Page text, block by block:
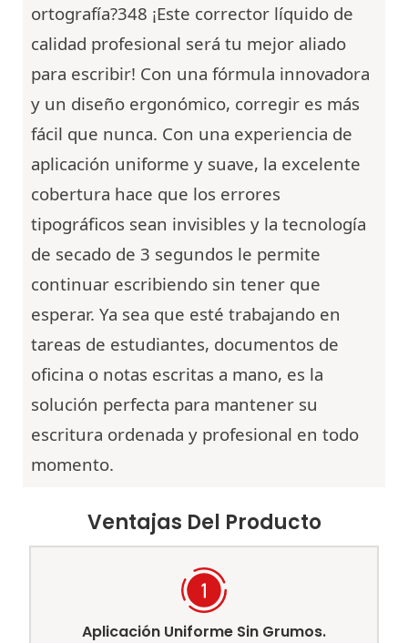
ortografía?348 ¡Este corrector líquido de
calidad profesional será tu mejor aliado
para escribir! Con una fórmula innovadora
y un diseño ergonómico, corregir es más
fácil que nunca. Con una experiencia de
aplicación uniforme y suave, la excelente
cobertura hace que los errores
tipográficos sean invisibles y la tecnología
de secado de 3 segundos le permite
continuar escribiendo sin tener que
esperar. Ya sea que esté trabajando en
tareas de estudiantes, documentos de
oficina o notas escritas a mano, es la
solución perfecta para mantener su
escritura ordenada y profesional en todo
momento.
Ventajas Del Producto
Aplicación Uniforme Sin Grumos.